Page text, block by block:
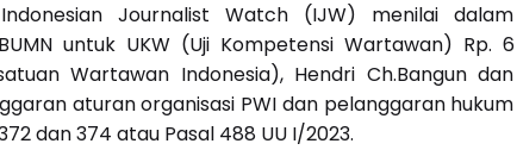
Journalist Watch (IJW) menilai dalam
untuk UKW (Uji Kompetensi Wartawan) Rp. 6
Wartawan Indonesia), Hendri Ch.Bangun dan
aturan organisasi PWI dan pelanggaran hukum
dan 374 atau Pasal 488 UU I/2023.